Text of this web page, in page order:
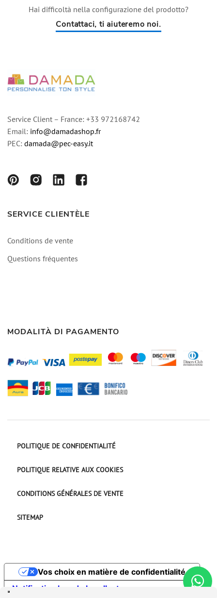
Hai difficoltà nella configurazione del prodotto?
Contattaci, ti aiuteremo noi.
Service Client – France: +33 972168742
Email: info@damadashop.fr
PEC: damada@pec-easy.it
SERVICE CLIENTÈLE
Conditions de vente
Questions fréquentes
MODALITÀ DI PAGAMENTO
POLITIQUE DE CONFIDENTIALITÉ
POLITIQUE RELATIVE AUX COOKIES
CONDITIONS GÉNÉRALES DE VENTE
SITEMAP
Notification lors de la collecte
Vos choix en matière de confidentialité